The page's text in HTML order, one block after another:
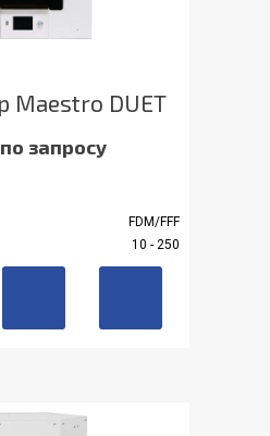
Maestro DUET
запросу
FDM/FFF
10 - 250